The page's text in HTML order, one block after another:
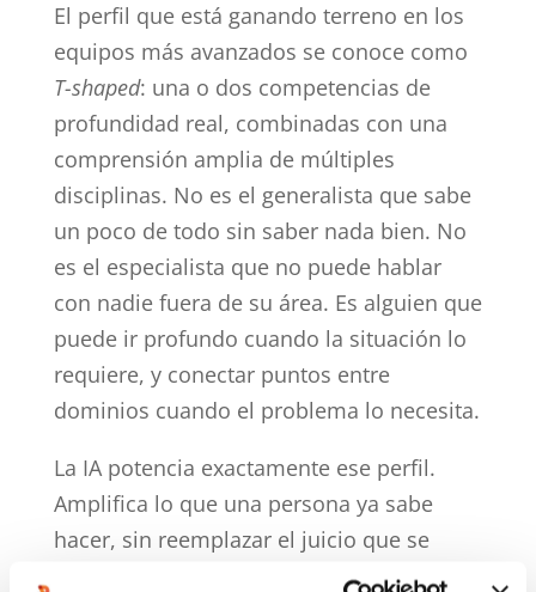
El perfil que está ganando terreno en los
equipos más avanzados se conoce como
T-shaped: una o dos competencias de
profundidad real, combinadas con una
comprensión amplia de múltiples
disciplinas. No es el generalista que sabe
un poco de todo sin saber nada bien. No
es el especialista que no puede hablar
con nadie fuera de su área. Es alguien que
puede ir profundo cuando la situación lo
requiere, y conectar puntos entre
dominios cuando el problema lo necesita.
La IA potencia exactamente ese perfil.
Amplifica lo que una persona ya sabe
hacer, sin reemplazar el juicio que se
necesita para saber cuándo y cómo